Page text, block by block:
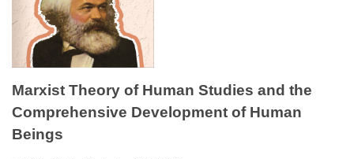
Marxist Theory of Human Studies and the
Comprehensive Development of Human
Beings